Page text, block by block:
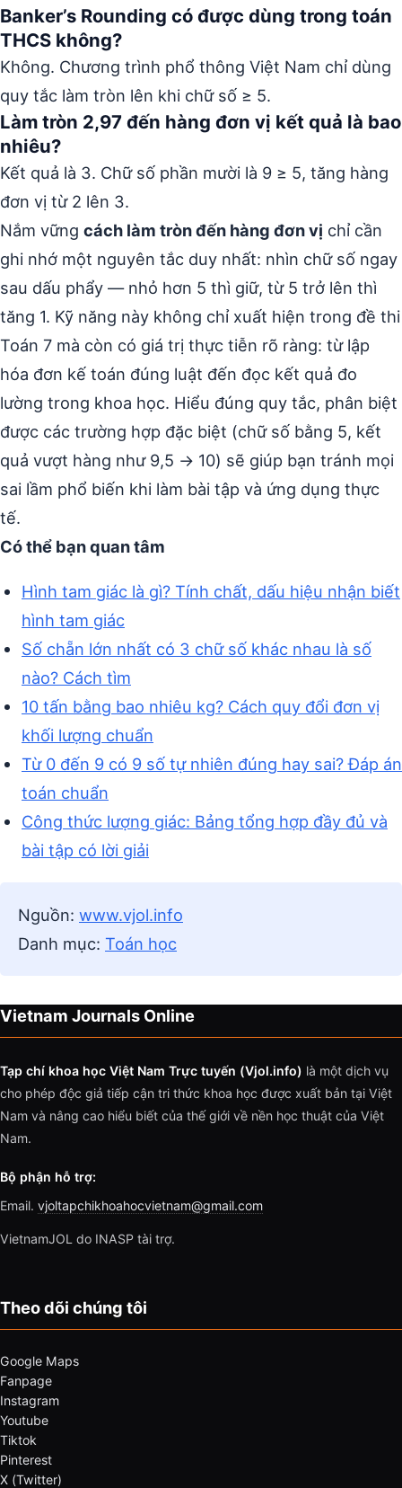
Banker’s Rounding có được dùng trong toán
THCS không?
Không. Chương trình phổ thông Việt Nam chỉ dùng
quy tắc làm tròn lên khi chữ số ≥ 5.
Làm tròn 2,97 đến hàng đơn vị kết quả là bao
nhiêu?
Kết quả là 3. Chữ số phần mười là 9 ≥ 5, tăng hàng
đơn vị từ 2 lên 3.
Nắm vững cách làm tròn đến hàng đơn vị chỉ cần
ghi nhớ một nguyên tắc duy nhất: nhìn chữ số ngay
sau dấu phẩy — nhỏ hơn 5 thì giữ, từ 5 trở lên thì
tăng 1. Kỹ năng này không chỉ xuất hiện trong đề thi
Toán 7 mà còn có giá trị thực tiễn rõ ràng: từ lập
hóa đơn kế toán đúng luật đến đọc kết quả đo
lường trong khoa học. Hiểu đúng quy tắc, phân biệt
được các trường hợp đặc biệt (chữ số bằng 5, kết
quả vượt hàng như 9,5 → 10) sẽ giúp bạn tránh mọi
sai lầm phổ biến khi làm bài tập và ứng dụng thực
tế.
Có thể bạn quan tâm
Hình tam giác là gì? Tính chất, dấu hiệu nhận biết
hình tam giác
Số chẵn lớn nhất có 3 chữ số khác nhau là số
nào? Cách tìm
10 tấn bằng bao nhiêu kg? Cách quy đổi đơn vị
khối lượng chuẩn
Từ 0 đến 9 có 9 số tự nhiên đúng hay sai? Đáp án
toán chuẩn
Công thức lượng giác: Bảng tổng hợp đầy đủ và
bài tập có lời giải
Nguồn: www.vjol.info
Danh mục: Toán học
Vietnam Journals Online
Tạp chí khoa học Việt Nam Trực tuyến (Vjol.info) là một dịch vụ
cho phép độc giả tiếp cận tri thức khoa học được xuất bản tại Việt
Nam và nâng cao hiểu biết của thế giới về nền học thuật của Việt
Nam.
Bộ phận hỗ trợ:
Email. vjoltapchikhoahocvietnam@gmail.com
VietnamJOL do INASP tài trợ.
Theo dõi chúng tôi
Google Maps
Fanpage
Instagram
Youtube
Tiktok
Pinterest
X (Twitter)